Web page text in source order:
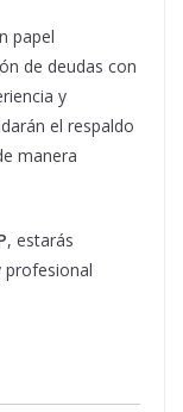
papel
de deudas con
y
el respaldo
manera
, estarás
profesional